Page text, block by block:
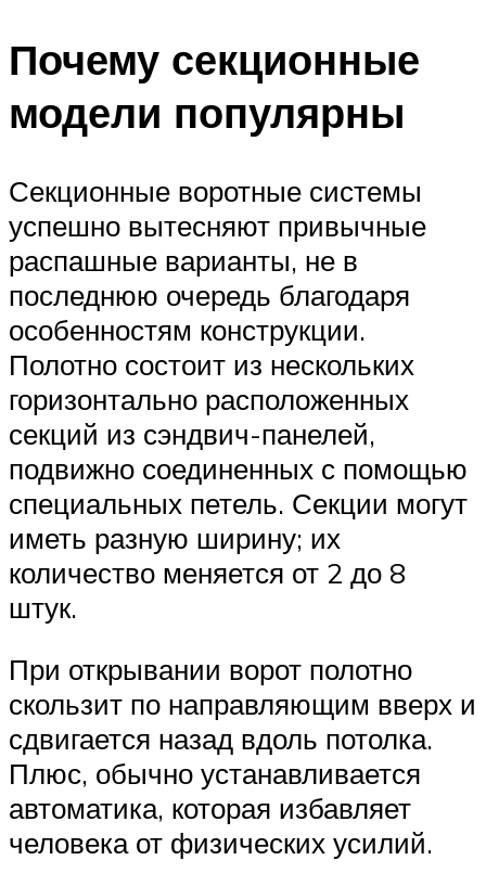
Почему секционные
модели популярны
Секционные воротные системы
успешно вытесняют привычные
распашные варианты, не в
последнюю очередь благодаря
особенностям конструкции.
Полотно состоит из нескольких
горизонтально расположенных
секций из сэндвич-панелей,
подвижно соединенных с помощью
специальных петель. Секции могут
иметь разную ширину; их
количество меняется от 2 до 8
штук.
При открывании ворот полотно
скользит по направляющим вверх и
сдвигается назад вдоль потолка.
Плюс, обычно устанавливается
автоматика, которая избавляет
человека от физических усилий.